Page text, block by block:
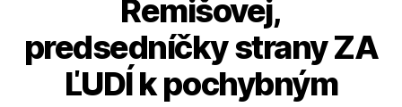
Remišovej,
predsedníčky strany ZA
ĽUDÍ k pochybným